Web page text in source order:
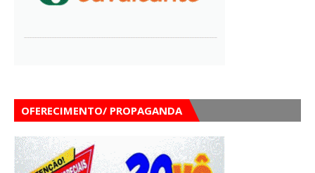
OFERECIMENTO/ PROPAGANDA